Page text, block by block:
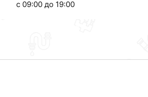
с 09:00 до 19:00